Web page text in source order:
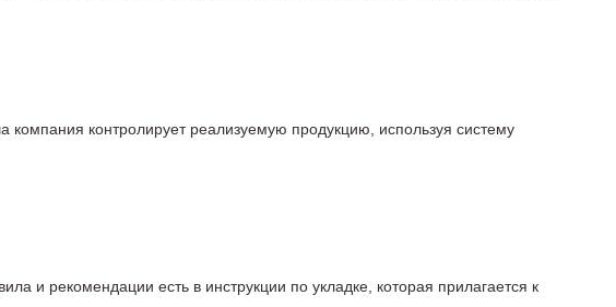
контролирует реализуемую продукцию, используя систему
и рекомендации есть в инструкции по укладке, которая прилагается к